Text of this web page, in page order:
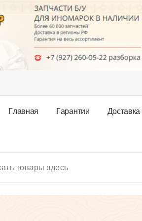
Главная Гарантии Доставка